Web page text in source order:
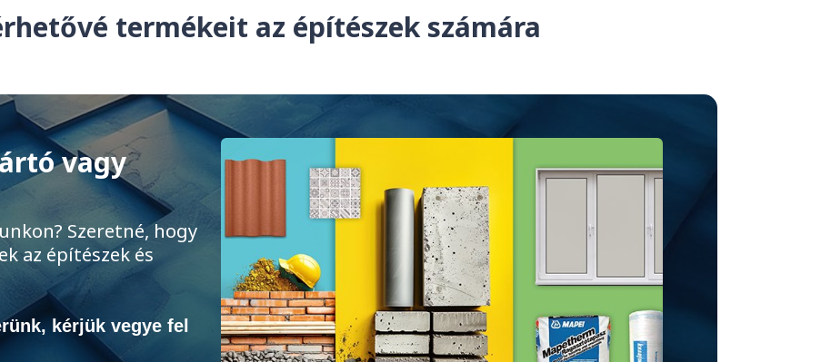
termékeit az építészek számára
vagy
Szeretné, hogy
az építészek és
kérjük vegye fel